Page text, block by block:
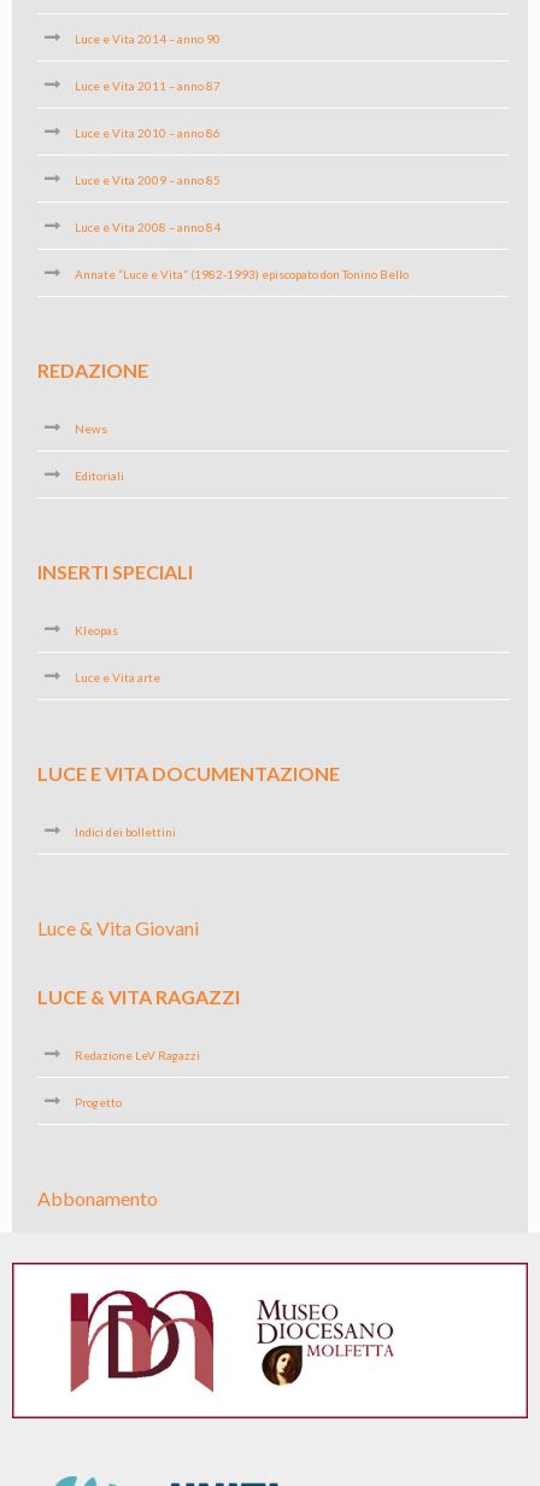
Luce e Vita 2014 – anno 90
Luce e Vita 2011 – anno 87
Luce e Vita 2010 – anno 86
Luce e Vita 2009 – anno 85
Luce e Vita 2008 – anno 84
Annate “Luce e Vita” (1982-1993) episcopato don Tonino Bello
REDAZIONE
News
Editoriali
INSERTI SPECIALI
Kleopas
Luce e Vita arte
LUCE E VITA DOCUMENTAZIONE
Indici dei bollettini
Luce & Vita Giovani
LUCE & VITA RAGAZZI
Redazione LeV Ragazzi
Progetto
Abbonamento